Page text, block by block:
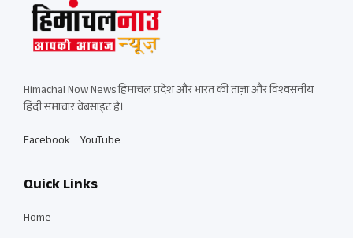
Himachal Now News हिमाचल प्रदेश और भारत की ताज़ा और विश्वसनीय
हिंदी समाचार वेबसाइट है।
Facebook YouTube
Quick Links
Home